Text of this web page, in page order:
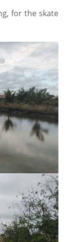
for the skate